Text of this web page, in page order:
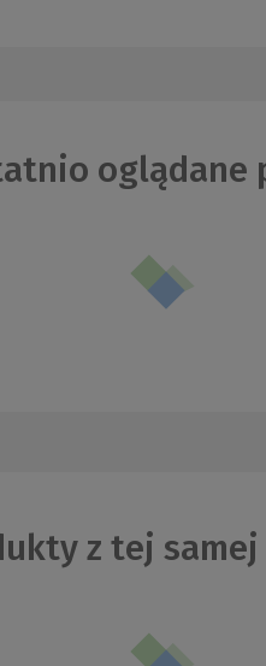
oglądane
z tej